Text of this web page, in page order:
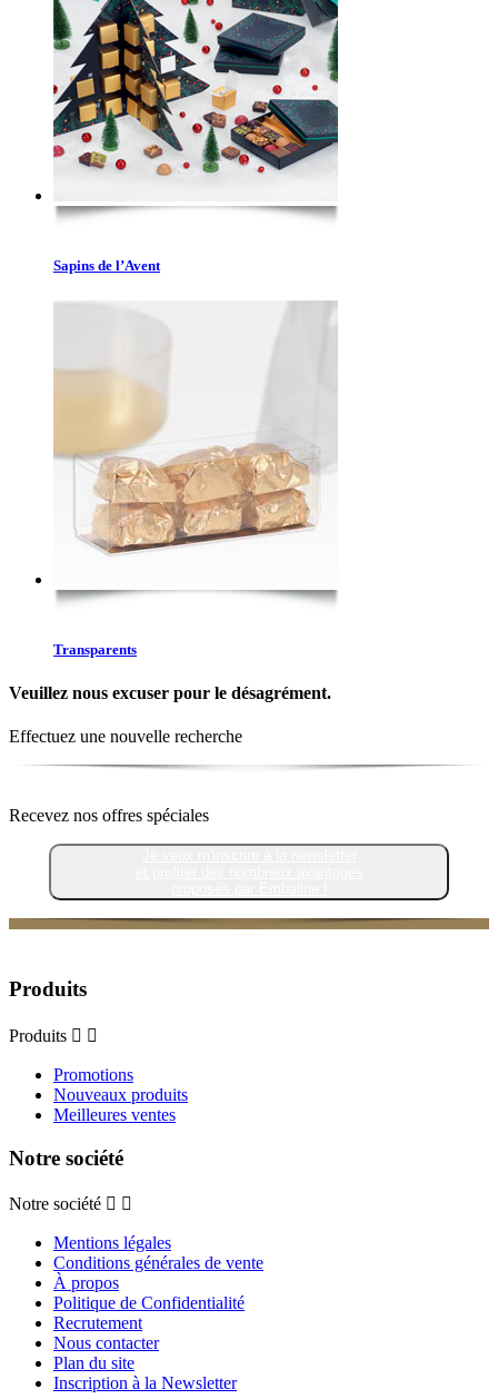
Sapins de l’Avent
Transparents
Veuillez nous excuser pour le désagrément.
Effectuez une nouvelle recherche
Recevez nos offres spéciales
Produits
Produits  
Promotions
Nouveaux produits
Meilleures ventes
Notre société
Notre société  
Mentions légales
Conditions générales de vente
À propos
Politique de Confidentialité
Recrutement
Nous contacter
Plan du site
Inscription à la Newsletter